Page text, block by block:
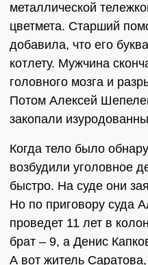
металлической
цветмета. Старший
добавила, что его
котлету. Мужчина
головного мозга и
Потом Алексей
закопали
Когда тело было
возбудили уголовное
быстро. На суде они
Но по приговору суда
проведет 11 лет в
брат – 9, а Денис
А вот житель